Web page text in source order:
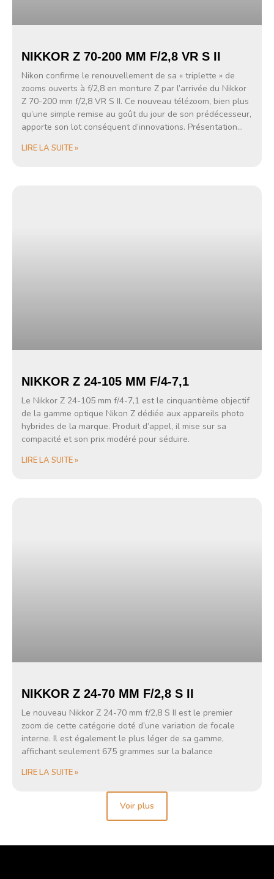
NIKKOR Z 70-200 MM F/2,8 VR S II
Nikon confirme le renouvellement de sa « triplette » de
zooms ouverts à f/2,8 en monture Z par l’arrivée du Nikkor
Z 70-200 mm f/2,8 VR S II. Ce nouveau télézoom, bien plus
qu’une simple remise au goût du jour de son prédécesseur,
apporte son lot conséquent d’innovations. Présentation…
LIRE LA SUITE »
NIKKOR Z 24-105 MM F/4-7,1
Le Nikkor Z 24-105 mm f/4-7,1 est le cinquantième objectif
de la gamme optique Nikon Z dédiée aux appareils photo
hybrides de la marque. Produit d’appel, il mise sur sa
compacité et son prix modéré pour séduire.
LIRE LA SUITE »
NIKKOR Z 24-70 MM F/2,8 S II
Le nouveau Nikkor Z 24-70 mm f/2,8 S II est le premier
zoom de cette catégorie doté d’une variation de focale
interne. Il est également le plus léger de sa gamme,
affichant seulement 675 grammes sur la balance
LIRE LA SUITE »
Voir plus